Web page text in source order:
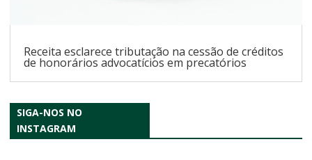
Receita esclarece tributação na cessão de créditos
de honorários advocatícios em precatórios
SIGA-NOS NO
INSTAGRAM